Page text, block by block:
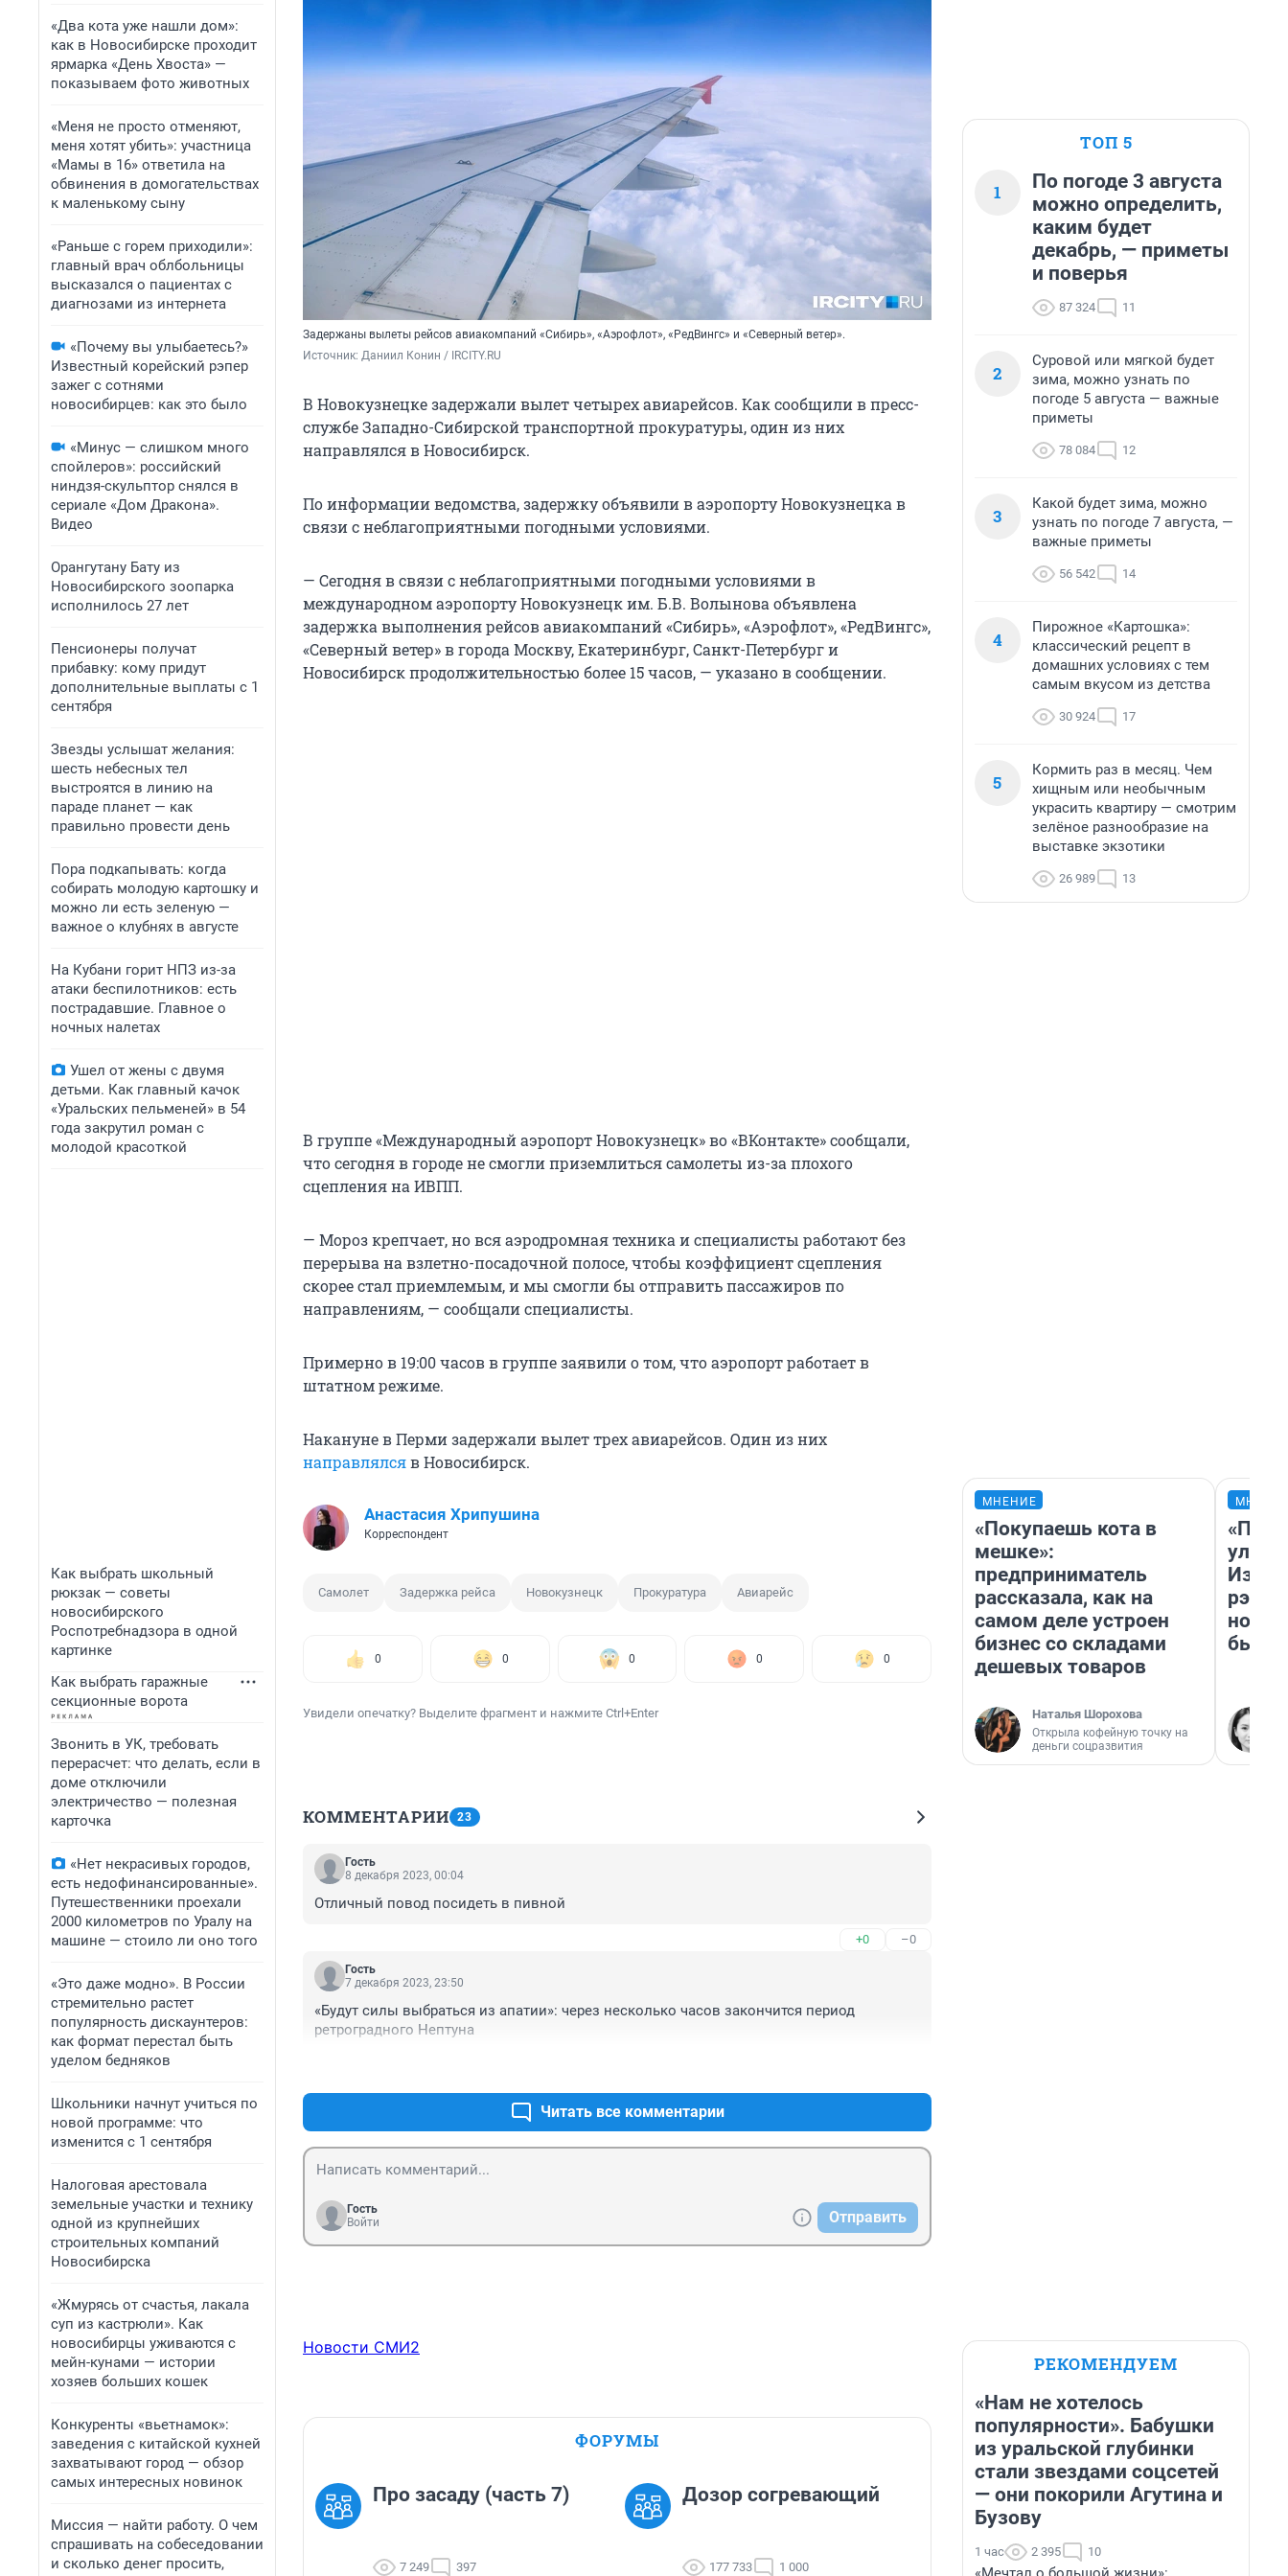
«Два кота уже нашли дом»:
как в Новосибирске проходит
ярмарка «День Хвоста» —
показываем фото животных
«Меня не просто отменяют,
меня хотят убить»: участница
«Мамы в 16» ответила на
обвинения в домогательствах
к маленькому сыну
«Раньше с горем приходили»:
главный врач облбольницы
высказался о пациентах с
диагнозами из интернета
«Почему вы улыбаетесь?»
Известный корейский рэпер
зажег с сотнями
новосибирцев: как это было
«Минус — слишком много
спойлеров»: российский
ниндзя-скульптор снялся в
сериале «Дом Дракона».
Видео
Орангутану Бату из
Новосибирского зоопарка
исполнилось 27 лет
Пенсионеры получат
прибавку: кому придут
дополнительные выплаты с 1
сентября
Звезды услышат желания:
шесть небесных тел
выстроятся в линию на
параде планет — как
правильно провести день
Пора подкапывать: когда
собирать молодую картошку и
можно ли есть зеленую —
важное о клубнях в августе
На Кубани горит НПЗ из-за
атаки беспилотников: есть
пострадавшие. Главное о
ночных налетах
Ушел от жены с двумя
детьми. Как главный качок
«Уральских пельменей» в 54
года закрутил роман с
молодой красоткой
Как выбрать школьный
рюкзак — советы
новосибирского
Роспотребнадзора в одной
картинке
Как выбрать гаражные
секционные ворота
Звонить в УК, требовать
перерасчет: что делать, если в
доме отключили
электричество — полезная
карточка
«Нет некрасивых городов,
есть недофинансированные».
Путешественники проехали
2000 километров по Уралу на
машине — стоило ли оно того
«Это даже модно». В России
стремительно растет
популярность дискаунтеров:
как формат перестал быть
уделом бедняков
Школьники начнут учиться по
новой программе: что
изменится с 1 сентября
Налоговая арестовала
земельные участки и технику
одной из крупнейших
строительных компаний
Новосибирска
«Жмурясь от счастья, лакала
суп из кастрюли». Как
новосибирцы уживаются с
мейн-кунами — истории
хозяев больших кошек
Конкуренты «вьетнамок»:
заведения с китайской кухней
захватывают город — обзор
самых интересных новинок
Миссия — найти работу. О чем
спрашивать на собеседовании
и сколько денег просить,
Задержаны вылеты рейсов авиакомпаний «Сибирь», «Аэрофлот», «РедВингс» и «Северный ветер».
Источник: Даниил Конин / IRCITY.RU
В Новокузнецке задержали вылет четырех авиарейсов. Как сообщили в пресс-
службе Западно-Сибирской транспортной прокуратуры, один из них
направлялся в Новосибирск.
По информации ведомства, задержку объявили в аэропорту Новокузнецка в
связи с неблагоприятными погодными условиями.
— Сегодня в связи с неблагоприятными погодными условиями в
международном аэропорту Новокузнецк им. Б.В. Волынова объявлена
задержка выполнения рейсов авиакомпаний «Сибирь», «Аэрофлот», «РедВингс»,
«Северный ветер» в города Москву, Екатеринбург, Санкт-Петербург и
Новосибирск продолжительностью более 15 часов, — указано в сообщении.
В группе «Международный аэропорт Новокузнецк» во «ВКонтакте» сообщали,
что сегодня в городе не смогли приземлиться самолеты из-за плохого
сцепления на ИВПП.
— Мороз крепчает, но вся аэродромная техника и специалисты работают без
перерыва на взлетно-посадочной полосе, чтобы коэффициент сцепления
скорее стал приемлемым, и мы смогли бы отправить пассажиров по
направлениям, — сообщали специалисты.
Примерно в 19:00 часов в группе заявили о том, что аэропорт работает в
штатном режиме.
Накануне в Перми задержали вылет трех авиарейсов. Один из них
направлялсяв Новосибирск.
Анастасия Хрипушина
Корреспондент
Самолет Задержка рейса Новокузнецк Прокуратура Авиарейс
0 0 0 0 0
Увидели опечатку? Выделите фрагмент и нажмите Ctrl+Enter
КОММЕНТАРИИ 23
Гость
8 декабря 2023, 00:04
Отличный повод посидеть в пивной
+0 –0
Гость
7 декабря 2023, 23:50
«Будут силы выбраться из апатии»: через несколько часов закончится период
ретроградного Нептуна
Читать все комментарии
Гость
Войти
Отправить
Новости СМИ2
ФОРУМЫ
Про засаду (часть 7)
7 249 397
Дозор согревающий
177 733 1 000
ТОП 5
1
По погоде 3 августа
можно определить,
каким будет
декабрь, — приметы
и поверья
87 324 11
2
Суровой или мягкой будет
зима, можно узнать по
погоде 5 августа — важные
приметы
78 084 12
3
Какой будет зима, можно
узнать по погоде 7 августа, —
важные приметы
56 542 14
4
Пирожное «Картошка»:
классический рецепт в
домашних условиях с тем
самым вкусом из детства
30 924 17
5
Кормить раз в месяц. Чем
хищным или необычным
украсить квартиру — смотрим
зелёное разнообразие на
выставке экзотики
26 989 13
МНЕНИЕ
«Покупаешь кота в
мешке»:
предприниматель
рассказала, как на
самом деле устроен
бизнес со складами
дешевых товаров
Наталья Шорохова
Открыла кофейную точку на
деньги соцразвития
было
РЕКОМЕНДУЕМ
«Нам не хотелось
популярности». Бабушки
из уральской глубинки
стали звездами соцсетей
— они покорили Агутина и
Бузову
1 час 2 395 10